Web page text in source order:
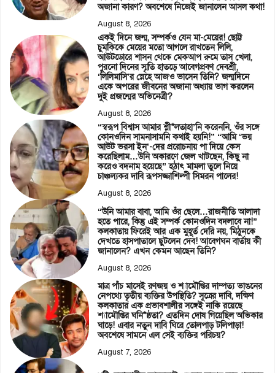
অজানা কারণ? অবশেষে নিজেই জানালেন আসল কথা!
August 8, 2026
একই দিনে জন্ম, সম্পর্কও যেন মা-মেয়ের! ছোট্ট
চুমকিকে মেয়ের মতো আগলে রাখতেন লিলি,
আউটডোরে শাসন থেকে মেকআপ রুমে তাস খেলা,
পুরনো দিনের স্মৃতি হাতড়ে আবেগপ্রবণ দেবশ্রী,
‘লিলিমাসি’র স্নেহে আজও ভাসেন তিনি? জন্মদিনে
একে অপরের জীবনের অজানা অধ্যায় ভাগ করলেন
দুই প্রজন্মের অভিনেত্রী?
August 8, 2026
“স্বরূপ বিশ্বাস আমার শ্লী*লতাহা’নি করেননি, ওঁর সঙ্গে
কোনওদিন সামনাসামনি কথাই হয়নি!” “আমি ‘ভয়
আউট ভরসা ইন’-দের প্ররোচনায় পা দিয়ে কেস
করেছিলাম…উনি অকারণে জেল খাটছেন, কিছু না
করেও বদনাম হয়েছে” হঠাৎ মামলা তুলে নিয়ে
চাঞ্চল্যকর দাবি রূপসজ্জাশিল্পী সিমরন পালের!
August 8, 2026
“উনি আমার বাবা, আমি ওঁর ছেলে…রাজনীতি আলাদা
হতে পারে, কিন্তু এই সম্পর্ক কোনওদিন বদলাবে না!”
কলকাতায় ফিরেই আর এক মুহূর্ত দেরি নয়, মিঠুনকে
দেখতে হাসপাতালে ছুটলেন দেব! আবেগঘন বার্তায় কী
জানালেন? এখন কেমন আছেন তিনি?
August 8, 2026
মাত্র পাঁচ মাসেই রণজয় ও শ্যামৌপ্তির দাম্পত্য ভাঙনের
নেপথ্যে তৃতীয় ব্যক্তির উপস্থিতি? সূত্রের দাবি, দক্ষিণ
কলকাতার এক প্রভাবশালীর সঙ্গেই নাকি রয়েছে
শ্যামৌপ্তির ঘনি*ষ্ঠতা? এতদিন দোষ গিয়েছিল অভিকার
ঘাড়ে! এবার নতুন দাবি ঘিরে তোলপাড় টলিপাড়া!
অবশেষে সামনে এল সেই ব্যক্তির পরিচয়?
August 7, 2026